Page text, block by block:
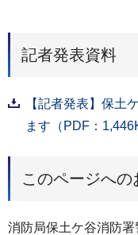
記者発表資料
【記者発表】保土
ます（PDF：
このページへの
消防局保土ケ谷消防署